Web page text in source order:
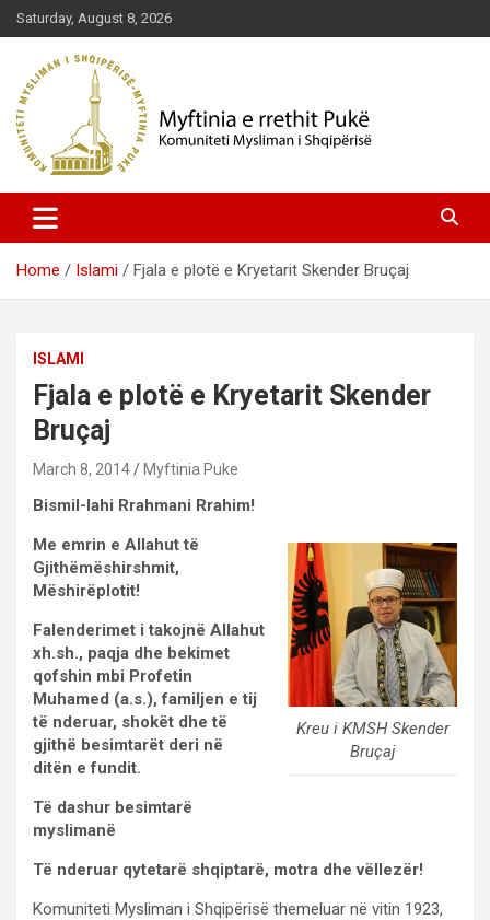
Skip
to
content
Saturday, August 8, 2026
Myftinia Pukë | Faqja Zyrtare
Home Islami Fjala e plotë e Kryetarit Skender Bruçaj
ISLAMI
Fjala e plotë e Kryetarit Skender
Bruçaj
March 8, 2014 Myftinia Puke
Bismil-lahi Rrahmani Rrahim!
Kreu i KMSH Skender
Bruçaj
Me emrin e Allahut të
Gjithëmëshirshmit,
Mëshirëplotit!
Falenderimet i takojnë Allahut
xh.sh., paqja dhe bekimet
qofshin mbi Profetin
Muhamed (a.s.), familjen e tij
të nderuar, shokët dhe të
gjithë besimtarët deri në
ditën e fundit.
Të dashur besimtarë
myslimanë
Të nderuar qytetarë shqiptarë, motra dhe vëllezër!
Komuniteti Mysliman i Shqipërisë themeluar në vitin 1923,